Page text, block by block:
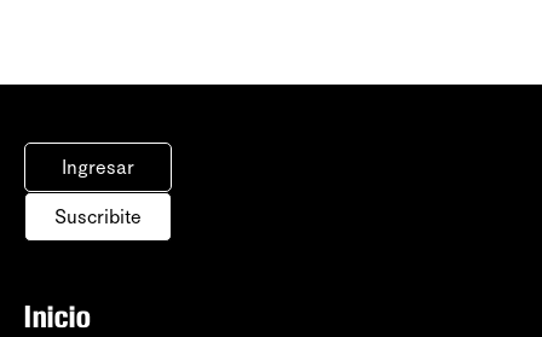
Ingresar
Suscribite
Inicio